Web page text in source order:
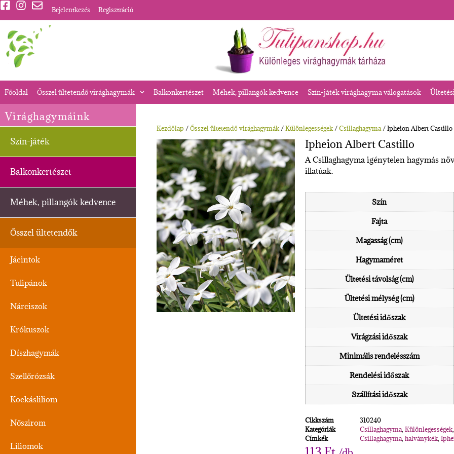
Bejelentkezés Regisztráció
Főoldal Ősszel ültetendő virághagymák Balkonkertészet Méhek, pillangók kedvence Szín-játék virághagyma válogatások
Virághagymáink
Szín-játék
Balkonkertészet
Méhek, pillangók kedvence
Ősszel ültetendők
Jácintok
Tulipánok
Nárciszok
Krókuszok
Díszhagymák
Szellőrózsák
Kockásliliom
Nőszirom
Liliomok
Kezdőlap /Ősszel ültetendő virághagymák/Különlegességek/Csillaghagyma/ Ipheion Albert Castillo
Ipheion Albert Castillo
A Csillaghagyma igénytelen hagymás
illatúak.
Szín
Fajta
Magasság (cm)
Hagymaméret
Ültetési távolság (cm)
Ültetési mélység (cm)
Ültetési időszak
Virágzási időszak
Minimális rendelésszám
Rendelési időszak
Szállítási időszak
Cikkszám
310240
Kategóriák
Csillaghagyma, Különlegességek
Címkék
Csillaghagyma, halványkék,